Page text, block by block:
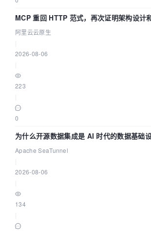
MCP 重回 HTTP 范式，再次证明架构设计
阿里云云原生
2026-08-06
223
0
为什么开源数据集成是 AI 时代的数据基础
Apache SeaTunnel
2026-08-06
134